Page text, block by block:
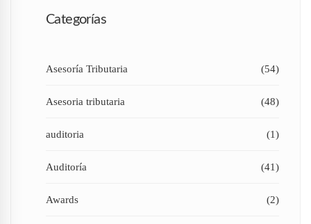
Categorías
Asesoría Tributaria (54)
Asesoria tributaria (48)
auditoria (1)
Auditoría (41)
Awards (2)